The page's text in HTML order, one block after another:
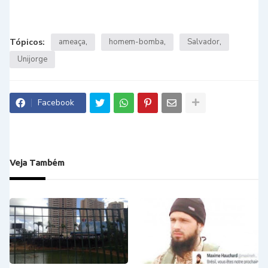
Tópicos: ameaça homem-bomba
Salvador
Unijorge
Facebook
Veja Também